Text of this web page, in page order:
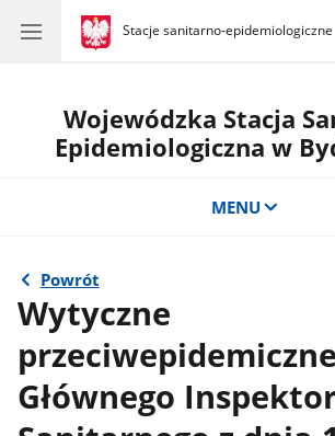
gov.pl
Stacje sanitarno-epidemiologiczne
gov.pl
Stacje
Wojewódzka Stacja
Epidemiologiczna w
MENU
Powrót
Wytyczne
przeciwepidemiczne
Głównego